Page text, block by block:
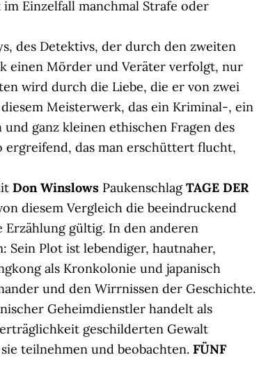
Einzelfall manchmal Strafe oder
des Detektivs, der durch den zweiten
einen Mörder und Veräter verfolgt, nur
wird durch die Liebe, die er von zwei
Meisterwerk, das ein Kriminal-, ein
ganz kleinen ethischen Fragen des
ergreifend, das man erschüttert flucht,
Don Winslows PaukenschlagTAGE DER
diesem Vergleich die beeindruckend
Erzählung gültig. In den anderen
Sein Plot ist lebendiger, hautnaher,
als Kronkolonie und japanisch
und den Wirrnissen der Geschichte.
Geheimdienstler handelt als
geschilderten Gewalt
teilnehmen und beobachten. FÜNF